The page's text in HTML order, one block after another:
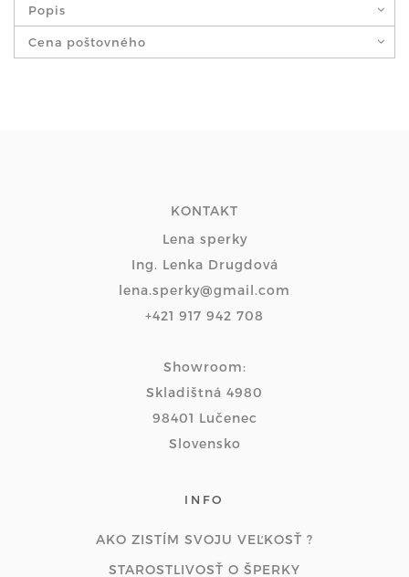
Popis
Cena poštovného
KONTAKT
Lena sperky
Ing. Lenka Drugdová
lena.sperky@gmail.com
+421 917 942 708
Showroom:
Skladištná 4980
98401 Lučenec
Slovensko
INFO
AKO ZISTÍM SVOJU VEĽKOSŤ ?
STAROSTLIVOSŤ O ŠPERKY